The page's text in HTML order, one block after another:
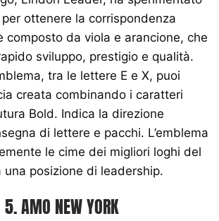
ottenere la corrispondenza
composto da viola e arancione, che
sviluppo, prestigio e qualità.
tra le lettere E e X, puoi
creata combinando i caratteri
Bold. Indica la direzione
di lettere e pacchi. L’emblema
le cime dei migliori loghi del
una posizione di leadership.
5. AMO NEW YORK